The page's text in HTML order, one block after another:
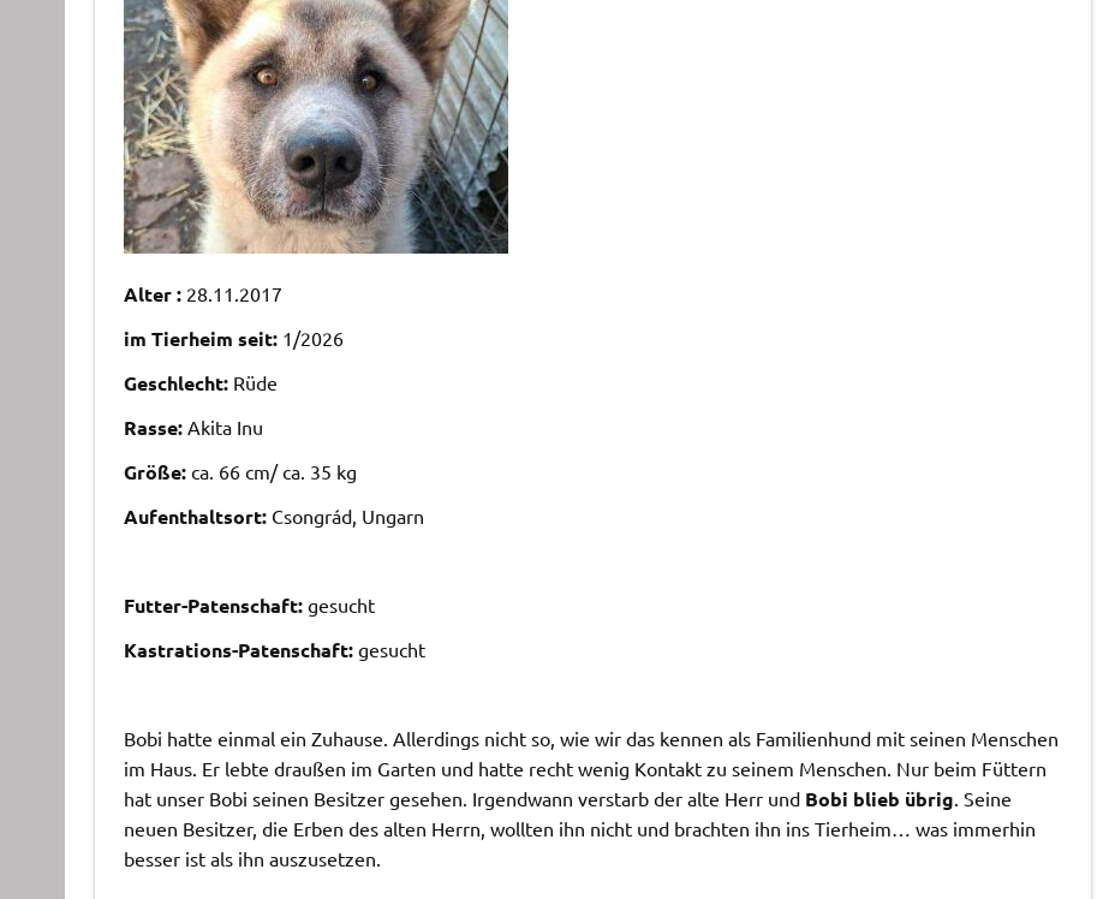
Alter : 28.11.2017
im Tierheim seit: 1/2026
Geschlecht:Rüde
Rasse: Akita Inu
Größe: ca. 66 cm/ ca. 35 kg
Aufenthaltsort: Csongrád, Ungarn
Futter-Patenschaft: gesucht
Kastrations-Patenschaft: gesucht
Bobi hatte einmal ein Zuhause. Allerdings nicht so, wie wir das kennen als Familienhund mit seinen Menschen
im Haus. Er lebte draußen im Garten und hatte recht wenig Kontakt zu seinem Menschen. Nur beim Füttern
hat unser Bobi seinen Besitzer gesehen. Irgendwann verstarb der alte Herr undBobi blieb übrig . Seine
neuen Besitzer, die Erben des alten Herrn, wollten ihn nicht und brachten ihn ins Tierheim… was immerhin
besser ist als ihn auszusetzen.